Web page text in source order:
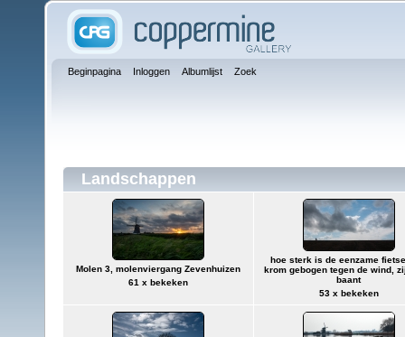
Beginpagina Inloggen Albumlijst Zoek
Landschappen
Molen 3, molenviergang Zevenhuizen
61 x bekeken
hoe sterk is de eenzame
krom gebogen tegen de wind,
baant
53 x bekeken